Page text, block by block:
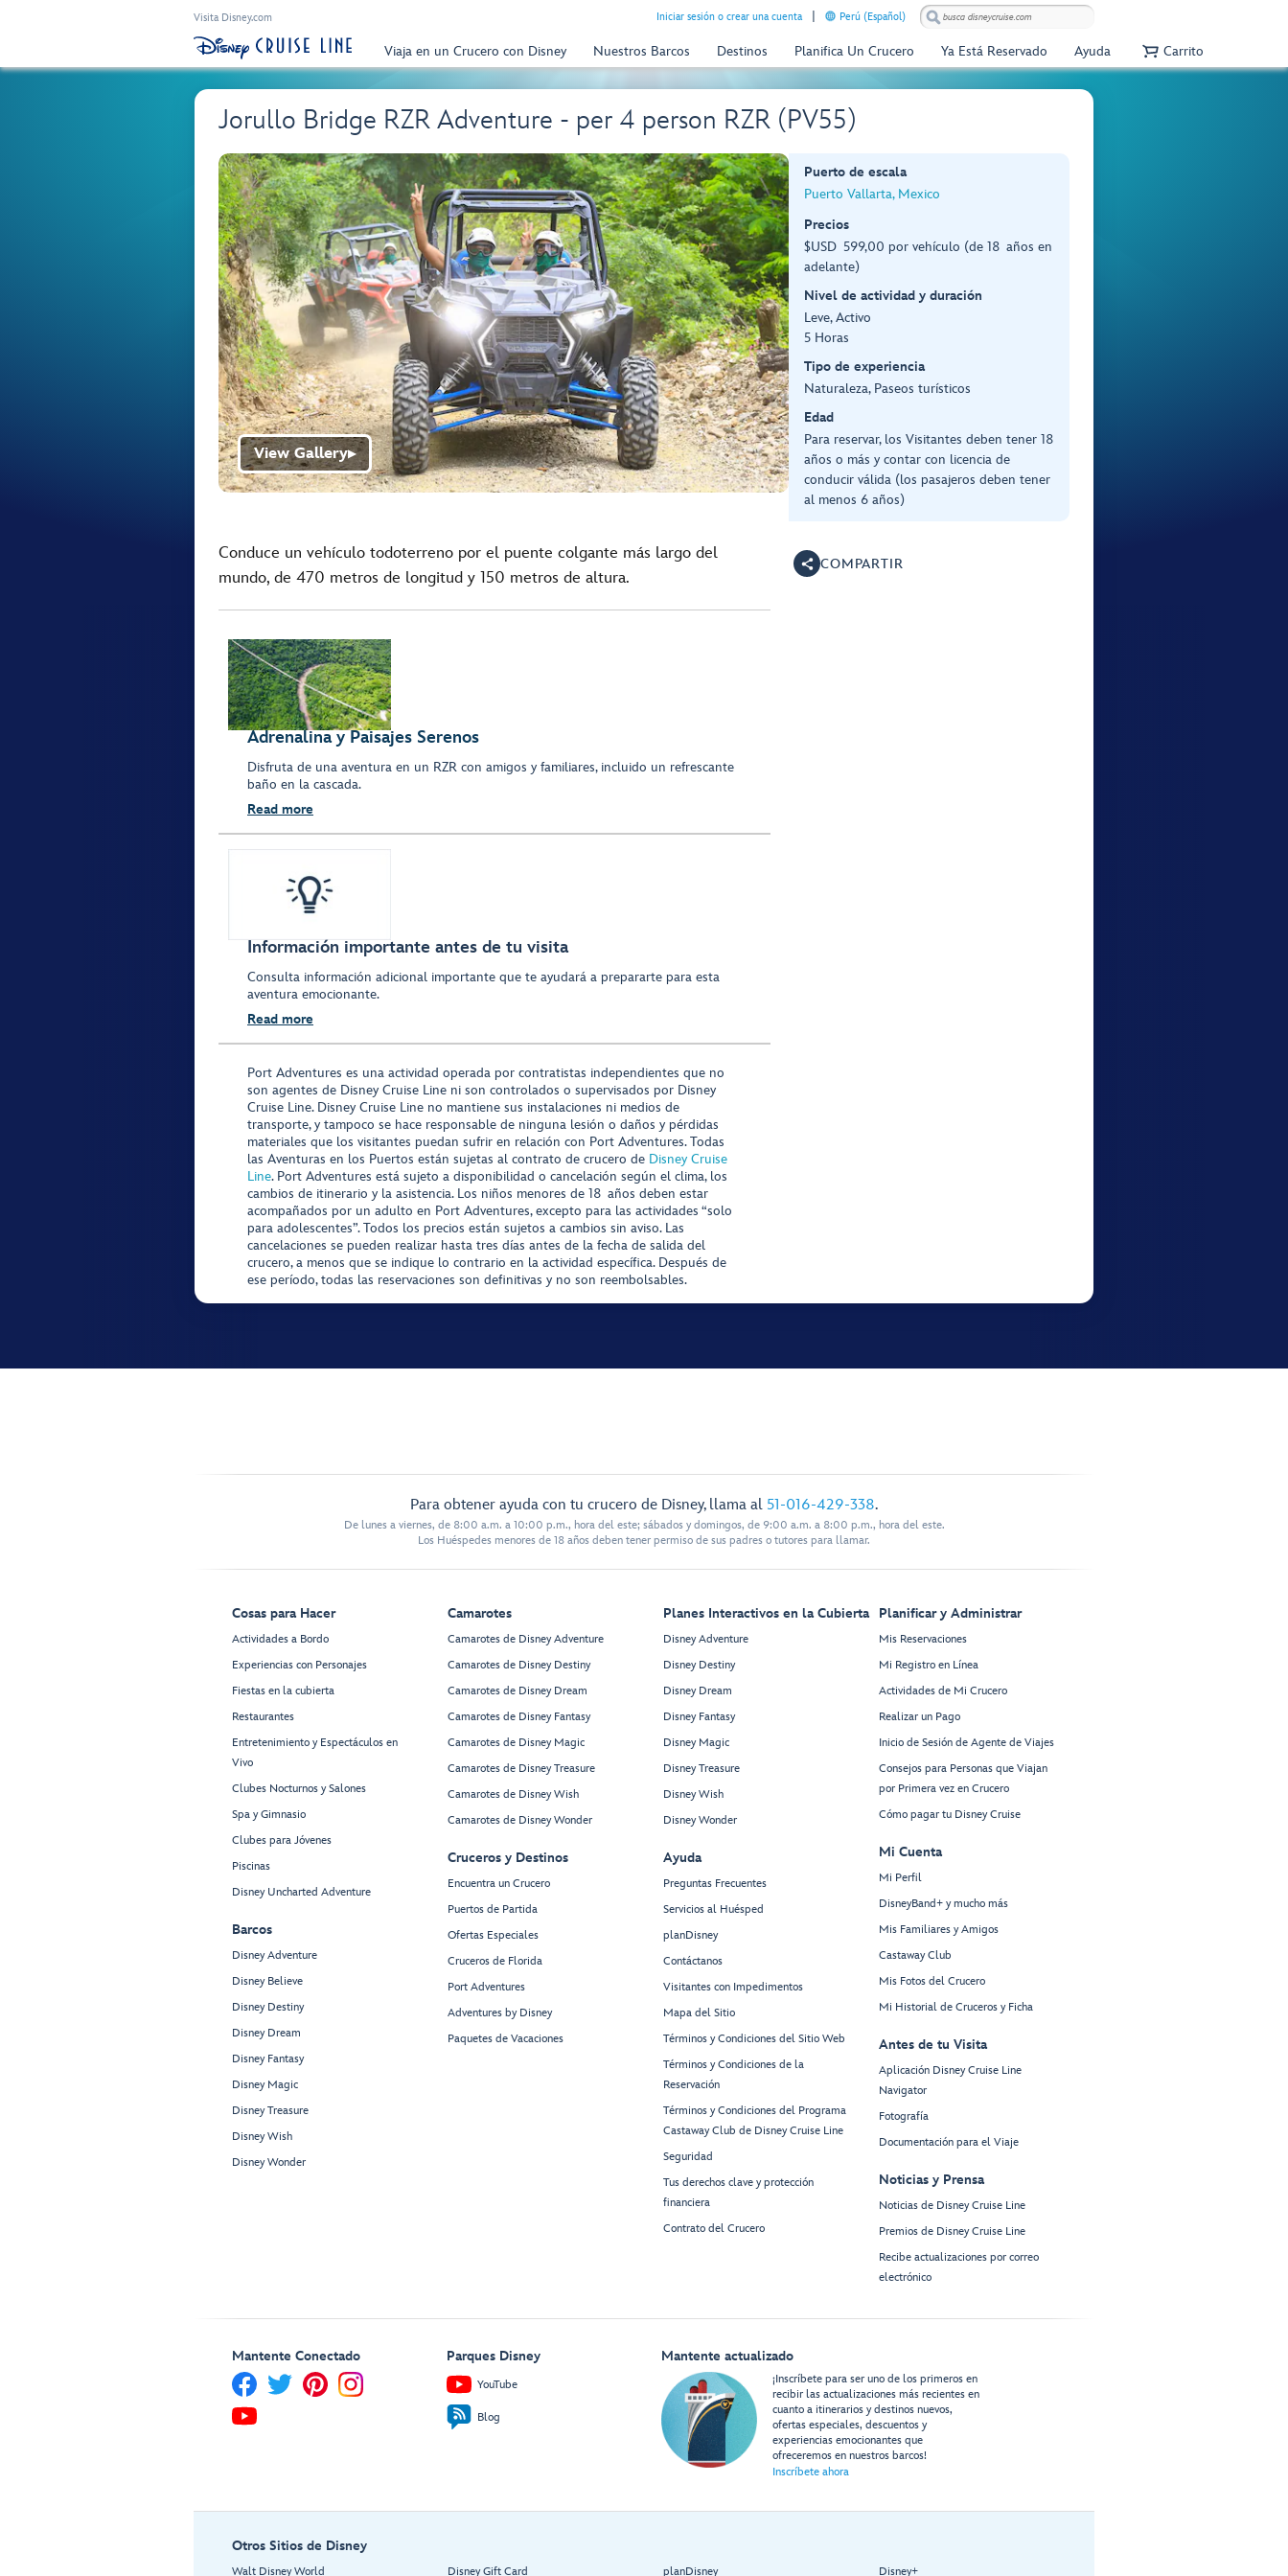
Visita Disney.com Iniciar sesión o crear una cuenta Perú (Español)
Viaja en un Crucero con Disney Nuestros Barcos Destinos Planifica Un Crucero Ya Está Reservado Ayuda Carrito
Jorullo Bridge RZR Adventure - per 4 person RZR (PV55)
View Gallery▶
Puerto de escala
Puerto Vallarta, Mexico
Precios
$USD 599,00 por vehículo (de 18 años en
adelante)
Nivel de actividad y duración
Leve, Activo
5 Horas
Tipo de experiencia
Naturaleza, Paseos turísticos
Edad
Para reservar, los Visitantes deben tener 18
años o más y contar con licencia de
conducir válida (los pasajeros deben tener
al menos 6 años)
Conduce un vehículo todoterreno por el puente colgante más largo del
mundo, de 470 metros de longitud y 150 metros de altura.
Adrenalina y Paisajes Serenos
Disfruta de una aventura en un RZR con amigos y familiares, incluido un refrescante
baño en la cascada.
Read more
Información importante antes de tu visita
Consulta información adicional importante que te ayudará a prepararte para esta
aventura emocionante.
Read more
Port Adventures es una actividad operada por contratistas independientes que no
son agentes de Disney Cruise Line ni son controlados o supervisados por Disney
Cruise Line. Disney Cruise Line no mantiene sus instalaciones ni medios de
transporte, y tampoco se hace responsable de ninguna lesión o daños y pérdidas
materiales que los visitantes puedan sufrir en relación con Port Adventures. Todas
las Aventuras en los Puertos están sujetas al contrato de crucero de Disney Cruise
Line. Port Adventures está sujeto a disponibilidad o cancelación según el clima, los
cambios de itinerario y la asistencia. Los niños menores de 18 años deben estar
acompañados por un adulto en Port Adventures, excepto para las actividades “solo
para adolescentes”. Todos los precios están sujetos a cambios sin aviso. Las
cancelaciones se pueden realizar hasta tres días antes de la fecha de salida del
crucero, a menos que se indique lo contrario en la actividad específica. Después de
ese período, todas las reservaciones son definitivas y no son reembolsables.
COMPARTIR
Para obtener ayuda con tu crucero de Disney, llama al 51-016-429-338.
De lunes a viernes, de 8:00 a.m. a 10:00 p.m., hora del este; sábados y domingos, de 9:00 a.m. a 8:00 p.m., hora del este.
Los Huéspedes menores de 18 años deben tener permiso de sus padres o tutores para llamar.
Cosas para Hacer
Actividades a Bordo
Experiencias con Personajes
Fiestas en la cubierta
Restaurantes
Entretenimiento y Espectáculos en
Vivo
Clubes Nocturnos y Salones
Spa y Gimnasio
Clubes para Jóvenes
Piscinas
Disney Uncharted Adventure
Barcos
Disney Adventure
Disney Believe
Disney Destiny
Disney Dream
Disney Fantasy
Disney Magic
Disney Treasure
Disney Wish
Disney Wonder
Camarotes
Camarotes de Disney Adventure
Camarotes de Disney Destiny
Camarotes de Disney Dream
Camarotes de Disney Fantasy
Camarotes de Disney Magic
Camarotes de Disney Treasure
Camarotes de Disney Wish
Camarotes de Disney Wonder
Cruceros y Destinos
Encuentra un Crucero
Puertos de Partida
Ofertas Especiales
Cruceros de Florida
Port Adventures
Adventures by Disney
Paquetes de Vacaciones
Planes Interactivos en la Cubierta
Disney Adventure
Disney Destiny
Disney Dream
Disney Fantasy
Disney Magic
Disney Treasure
Disney Wish
Disney Wonder
Ayuda
Preguntas Frecuentes
Servicios al Huésped
planDisney
Contáctanos
Visitantes con Impedimentos
Mapa del Sitio
Términos y Condiciones del Sitio Web
Términos y Condiciones de la
Reservación
Términos y Condiciones del Programa
Castaway Club de Disney Cruise Line
Seguridad
Tus derechos clave y protección
financiera
Contrato del Crucero
Planificar y Administrar
Mis Reservaciones
Mi Registro en Línea
Actividades de Mi Crucero
Realizar un Pago
Inicio de Sesión de Agente de Viajes
Consejos para Personas que Viajan
por Primera vez en Crucero
Cómo pagar tu Disney Cruise
Mi Cuenta
Mi Perfil
DisneyBand+ y mucho más
Mis Familiares y Amigos
Castaway Club
Mis Fotos del Crucero
Mi Historial de Cruceros y Ficha
Antes de tu Visita
Aplicación Disney Cruise Line
Navigator
Fotografía
Documentación para el Viaje
Noticias y Prensa
Noticias de Disney Cruise Line
Premios de Disney Cruise Line
Recibe actualizaciones por correo
electrónico
Mantente Conectado Parques Disney
YouTube
Blog
Mantente actualizado
¡Inscríbete para ser uno de los primeros en
recibir las actualizaciones más recientes en
cuanto a itinerarios y destinos nuevos,
ofertas especiales, descuentos y
experiencias emocionantes que
ofreceremos en nuestros barcos!
Inscríbete ahora
Otros Sitios de Disney
Walt Disney World Disney Gift Card planDisney Disney+